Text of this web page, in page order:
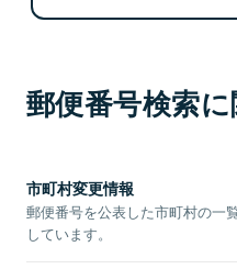
郵便番号検索
市町村変更情報
郵便番号を公表した市町村の一
しています。